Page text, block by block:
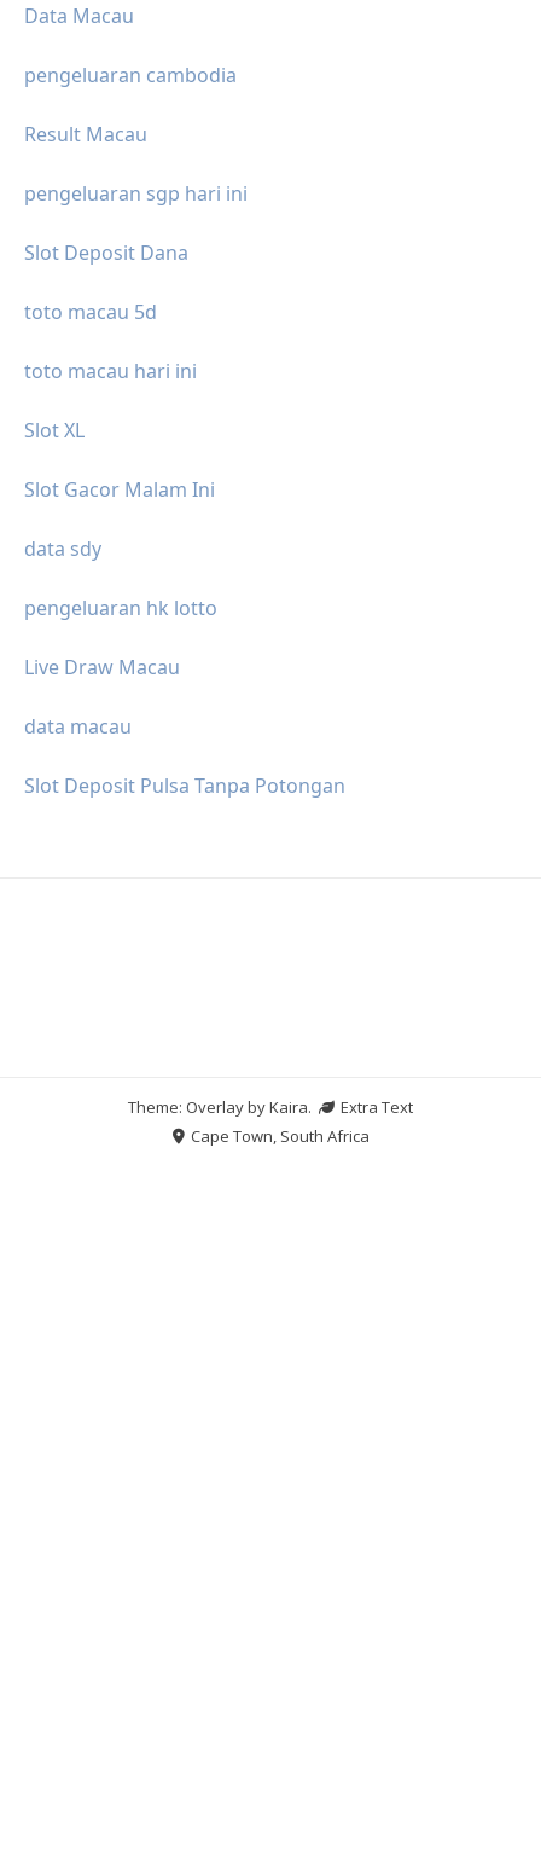
Data Macau
pengeluaran cambodia
Result Macau
pengeluaran sgp hari ini
Slot Deposit Dana
toto macau 5d
toto macau hari ini
Slot XL
Slot Gacor Malam Ini
data sdy
pengeluaran hk lotto
Live Draw Macau
data macau
Slot Deposit Pulsa Tanpa Potongan
Theme: Overlay byKaira.
Extra Text
Cape Town, South Africa